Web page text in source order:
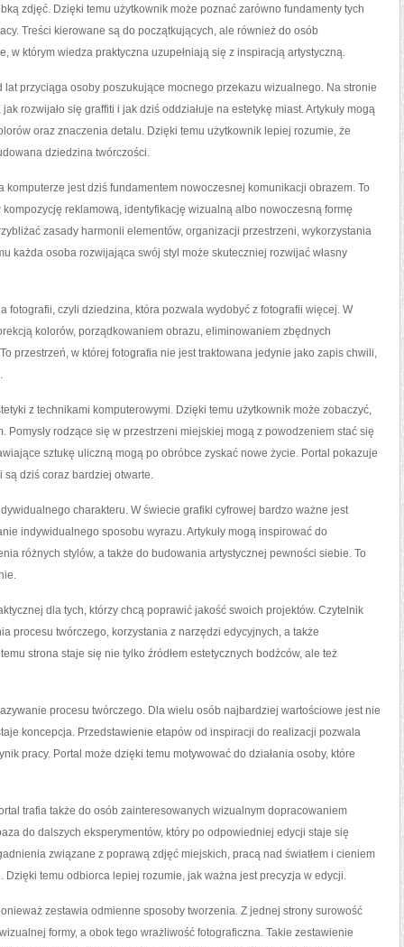
zdjęć. Dzięki temu użytkownik może poznać zarówno fundamenty tych
Treści kierowane są do początkujących, ale również do osób
w którym wiedza praktyczna uzupełniają się z inspiracją artystyczną.
przyciąga osoby poszukujące mocnego przekazu wizualnego. Na stronie
rozwijało się graffiti i jak dziś oddziałuje na estetykę miast. Artykuły mogą
oraz znaczenia detalu. Dzięki temu użytkownik lepiej rozumie, że
dziedzina twórczości.
jest dziś fundamentem nowoczesnej komunikacji obrazem. To
kompozycję reklamową, identyfikację wizualną albo nowoczesną formę
zasady harmonii elementów, organizacji przestrzeni, wykorzystania
każda osoba rozwijająca swój styl może skuteczniej rozwijać własny
fotografii, czyli dziedzina, która pozwala wydobyć z fotografii więcej. W
kolorów, porządkowaniem obrazu, eliminowaniem zbędnych
przestrzeń, w której fotografia nie jest traktowana jedynie jako zapis chwili,
z technikami komputerowymi. Dzięki temu użytkownik może zobaczyć,
rodzące się w przestrzeni miejskiej mogą z powodzeniem stać się
sztukę uliczną mogą po obróbce zyskać nowe życie. Portal pokazuje
dziś coraz bardziej otwarte.
charakteru. W świecie grafiki cyfrowej bardzo ważne jest
indywidualnego sposobu wyrazu. Artykuły mogą inspirować do
różnych stylów, a także do budowania artystycznej pewności siebie. To
dla tych, którzy chcą poprawić jakość swoich projektów. Czytelnik
procesu twórczego, korzystania z narzędzi edycyjnych, a także
strona staje się nie tylko źródłem estetycznych bodźców, ale też
procesu twórczego. Dla wielu osób najbardziej wartościowe jest nie
koncepcja. Przedstawienie etapów od inspiracji do realizacji pozwala
pracy. Portal może dzięki temu motywować do działania osoby, które
trafia także do osób zainteresowanych wizualnym dopracowaniem
do dalszych eksperymentów, który po odpowiedniej edycji staje się
związane z poprawą zdjęć miejskich, pracą nad światłem i cieniem
temu odbiorca lepiej rozumie, jak ważna jest precyzja w edycji.
zestawia odmienne sposoby tworzenia. Z jednej strony surowość
formy, a obok tego wrażliwość fotograficzna. Takie zestawienie